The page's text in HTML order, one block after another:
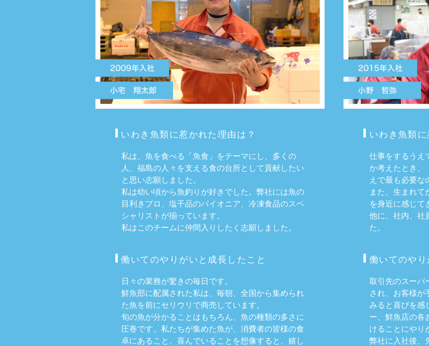
いわき⿂類に惹かれた理由は？
私は、魚を食べる「魚食」をテーマにし、多くの
人、福島の人々を支える食の台所として貢献したい
と思い志願しました。
私は幼い頃から魚釣りが好きでした。弊社には魚の
目利きプロ、塩干品のパイオニア、冷凍食品のスペ
シャリストが揃っています。
私はこのチームに仲間入りしたく志願しました。
働いてのやりがいと成⻑したこと
日々の業務が驚きの毎日です。
鮮魚部に配属された私は、毎朝、全国から集められ
た魚を前にセリウリで商売しています。
旬の魚が分かることはもちろん、魚の種類の多さに
圧巻です。私たちが集めた魚が、消費者の皆様の食
卓にあること、喜んでいることを想像すると、嬉し
いわき⿂類に
仕事をするうえ
か考えたとき、
えで最も必要な
また、生まれて
を身近に感じて
他に、社内、社
た。
働いてのや
取引先のスーパ
され、お客様が
みると喜びを感
ー、鮮魚店の各
けることにやり
弊社に入社後、